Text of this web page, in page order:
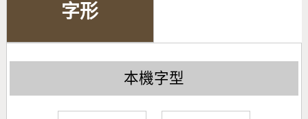
字形
本機字型